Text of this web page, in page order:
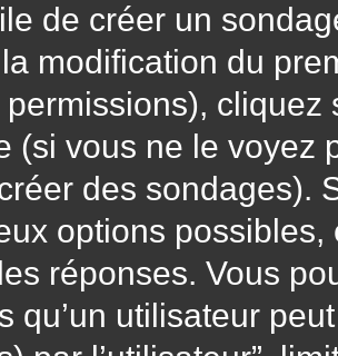
de créer un
modification du
cliquez
(si vous ne le voyez
des sondages).
options
réponses. Vous
qu’un utilisateur